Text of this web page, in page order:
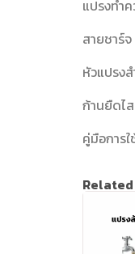
แปรงทำ
สายชาร์จ
หัวแปรง
ก้านยืดไ
คู่มือการใ